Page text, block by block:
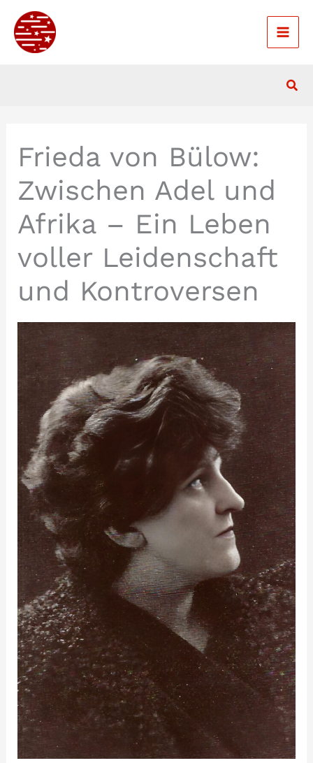
Inhalt
springen
Frieda von Bülow:
Zwischen Adel und
Afrika – Ein Leben
voller Leidenschaft
und Kontroversen